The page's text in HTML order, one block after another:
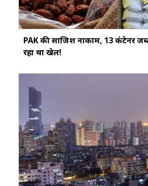
PAK की साजिश नाकाम, 13 कंटेनर
रहा था खेल!